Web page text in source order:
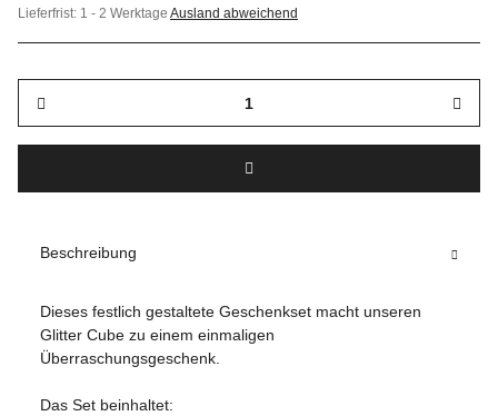
Lieferfrist: 1 - 2 Werktage Ausland abweichend
Beschreibung
Dieses festlich gestaltete Geschenkset macht unseren
Glitter Cube zu einem einmaligen
Überraschungsgeschenk.
Das Set beinhaltet: